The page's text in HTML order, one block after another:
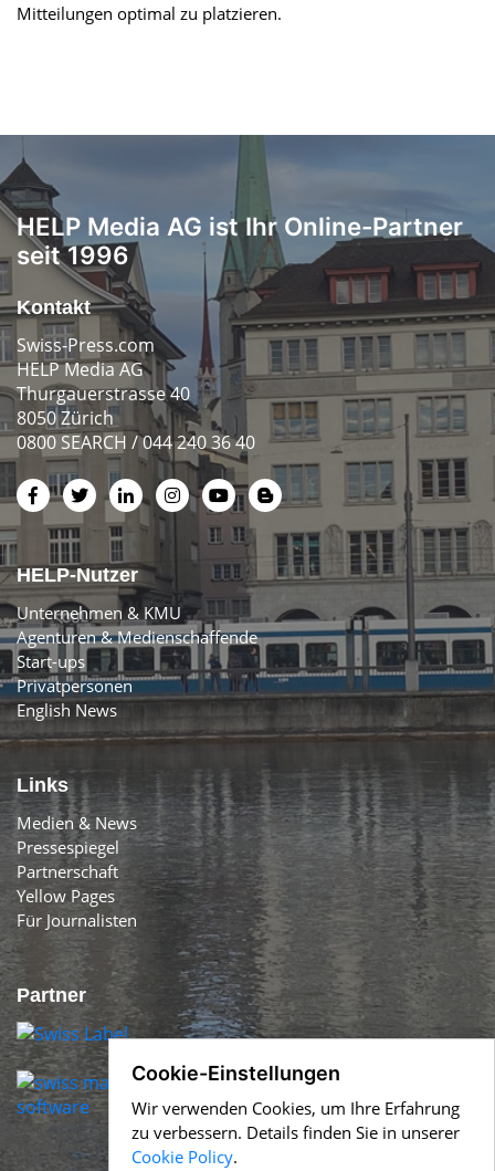
Mitteilungen optimal zu platzieren.
HELP Media AG ist Ihr Online-Partner
seit 1996
Kontakt
Swiss-Press.com
HELP Media AG
Thurgauerstrasse 40
8050 Zürich
0800 SEARCH / 044 240 36 40
HELP-Nutzer
Unternehmen & KMU
Agenturen & Medienschaffende
Start-ups
Privatpersonen
English News
Links
Medien & News
Pressespiegel
Partnerschaft
Yellow Pages
Für Journalisten
Partner
Cookie-Einstellungen
Wir verwenden Cookies, um Ihre Erfahrung
zu verbessern. Details finden Sie in unserer
Cookie Policy.